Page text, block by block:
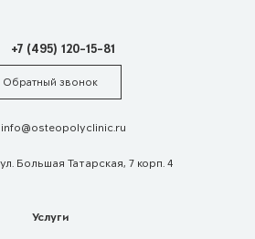
+7 (495) 120-15-81
Обратный звонок
info@osteopolyclinic.ru
Большая Татарская, 7 корп. 4
Услуги